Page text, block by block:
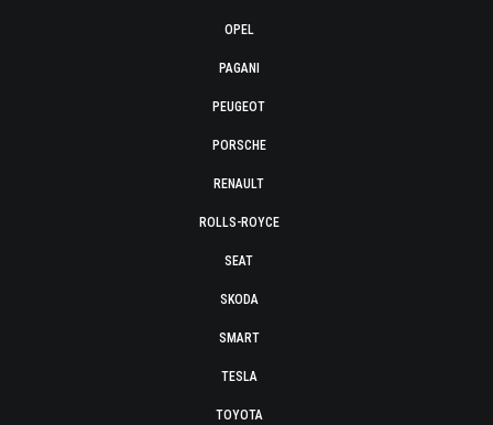
OPEL
PAGANI
PEUGEOT
PORSCHE
RENAULT
ROLLS-ROYCE
SEAT
SKODA
SMART
TESLA
TOYOTA